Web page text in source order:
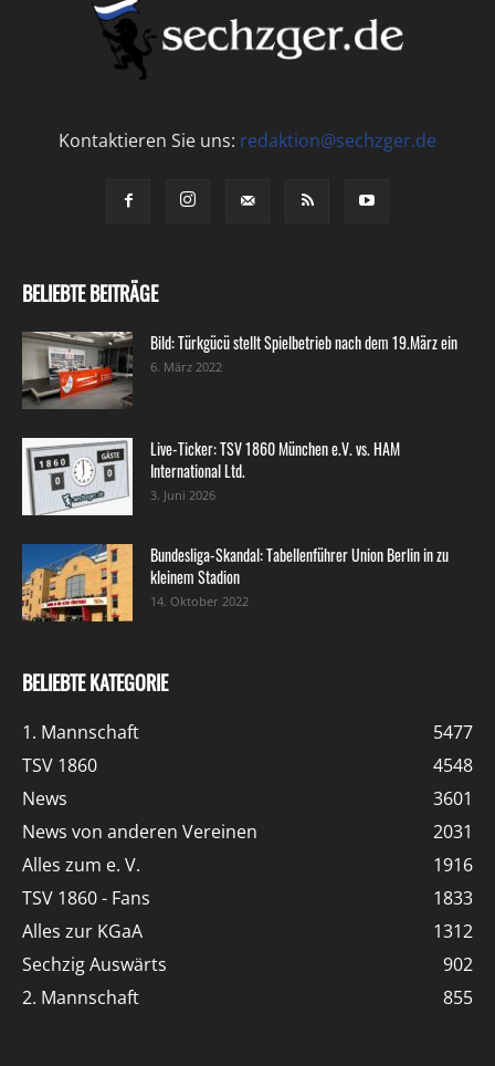
Kontaktieren Sie uns: redaktion@sechzger.de
BELIEBTE BEITRÄGE
Bild: Türkgücü stellt Spielbetrieb nach dem 19.März ein
6. März 2022
Live-Ticker: TSV 1860 München e.V. vs. HAM
International Ltd.
3. Juni 2026
Bundesliga-Skandal: Tabellenführer Union Berlin in zu
kleinem Stadion
14. Oktober 2022
BELIEBTE KATEGORIE
1. Mannschaft
5477
TSV 1860
4548
News
3601
News von anderen Vereinen
2031
Alles zum e. V.
1916
TSV 1860 - Fans
1833
Alles zur KGaA
1312
Sechzig Auswärts
902
2. Mannschaft
855